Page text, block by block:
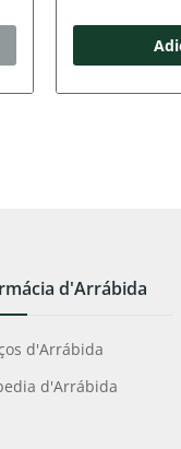
d'Arrábida
d'Arrábida
d'Arrábida